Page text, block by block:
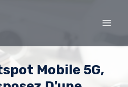
Mobile 5G,